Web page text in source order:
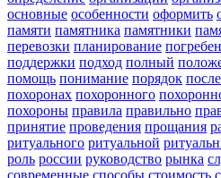
основные особенности оформить
памяти памятника памятники
перевозки планирование
поддержки подход полный
помощь понимание порядок после
похоронах похоронного
похороны правила правильно
принятие проведения прощания
ритуального ритуальной
роль россии руководство рынка
современные способы стоимость